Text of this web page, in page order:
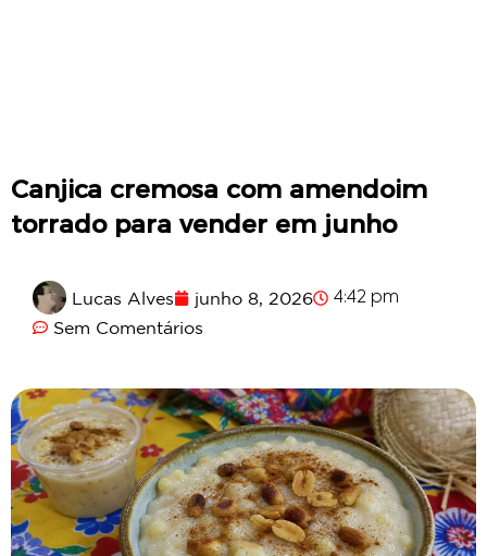
Canjica cremosa com amendoim
torrado para vender em junho
Lucas Alves junho 8, 2026 4:42 pm
Sem Comentários